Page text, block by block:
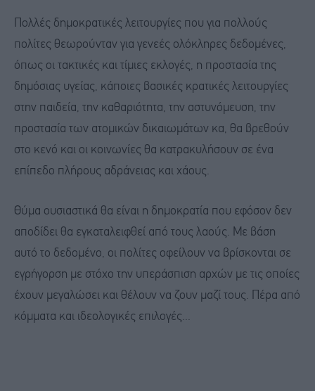
Πολλές δημοκρατικές λειτουργίες που για πολλούς
πολίτες θεωρούνταν για γενεές ολόκληρες δεδομένες,
όπως οι τακτικές και τίμιες εκλογές, η προστασία της
δημόσιας υγείας, κάποιες βασικές κρατικές λειτουργίες
στην παιδεία, την καθαριότητα, την αστυνόμευση, την
προστασία των ατομικών δικαιωμάτων κα, θα βρεθούν
στο κενό και οι κοινωνίες θα κατρακυλήσουν σε ένα
επίπεδο πλήρους αδράνειας και χάους.
Θύμα ουσιαστικά θα είναι η δημοκρατία που εφόσον δεν
αποδίδει θα εγκαταλειφθεί από τους λαούς. Με βάση
αυτό το δεδομένο, οι πολίτες οφείλουν να βρίσκονται σε
εγρήγορση με στόχο την υπεράσπιση αρχών με τις οποίες
έχουν μεγαλώσει και θέλουν να ζουν μαζί τους. Πέρα από
κόμματα και ιδεολογικές επιλογές...